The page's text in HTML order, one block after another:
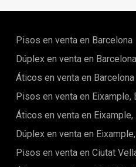
Los residentes pueden
vehículos eléctricos y un
privado. Vivienda segura con servicios exclusivos Esta
comunidad cerrada incluye
confort óptimo. Idealmente
Puerto Banús y San Pedro
a los aeropuertos de Málaga y
comodidades y atracciones A
y prestigiosos campos de golf,
natural y la proximidad a las
Pisos en venta en Barcelona
Dúplex en venta en Barcelona
Áticos en venta en Barcelona
Pisos en venta en Eixample,
Áticos en venta en Eixample,
Dúplex en venta en
Pisos en venta en Ciutat